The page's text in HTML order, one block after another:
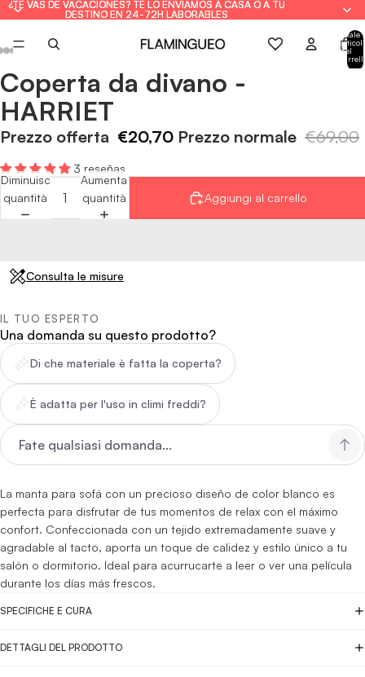
¿TE VAS DE VACACIONES? TE LO ENVIAMOS A CASA O A TU
DESTINO EN 24-72H LABORABLES
¿TE VAS DE VACACIONES? TE LO ENVIAMOS A CASA O A TU
DESTINO EN 24-72H LABORABLES
Totale
articoli
nel
Apri
immagine
a
schermo
Apri
immagine
a
schermo
Apri
immagine
a
schermo
Apri
immagine
a
schermo
Apri
immagine
a
schermo
Apri
immagine
a
schermo
Apri
immagine
a
schermo
Coperta da divano -
HARRIET
Prezzo offerta €20,70 Prezzo normale €69,00
3 reseñas
Diminuisci
quantità
Aumenta
quantità
Aggiungi al carrello
Consulta le misure
IL TUO ESPERTO
Una domanda su questo prodotto?
Di che materiale è fatta la coperta?
È adatta per l'uso in climi freddi?
La manta para sofá con un precioso diseño de color blanco es
perfecta para disfrutar de tus momentos de relax con el máximo
confort. Confeccionada con un tejido extremadamente suave y
agradable al tacto, aporta un toque de calidez y estilo único a tu
salón o dormitorio. Ideal para acurrucarte a leer o ver una película
durante los días más frescos.
SPECIFICHE E CURA
DETTAGLI DEL PRODOTTO